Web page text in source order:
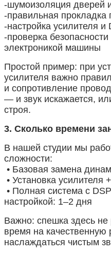
-шумоизоляция дверей
-правильная прокладка
-настройка усилителя и
-проверка
электроникой машины
Простой пример: при
усилителя важно
и сопротивление
— и звук искажается,
строя.
3. Сколько времени
В нашей студии мы
сложности:
• Базовая замена
• Установка усилителя
• Полная система с
настройкой: 1–2 дня
Важно: спешка здесь не
время на качественную
наслаждаться чистым